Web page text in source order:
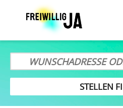
Hauptnavigation